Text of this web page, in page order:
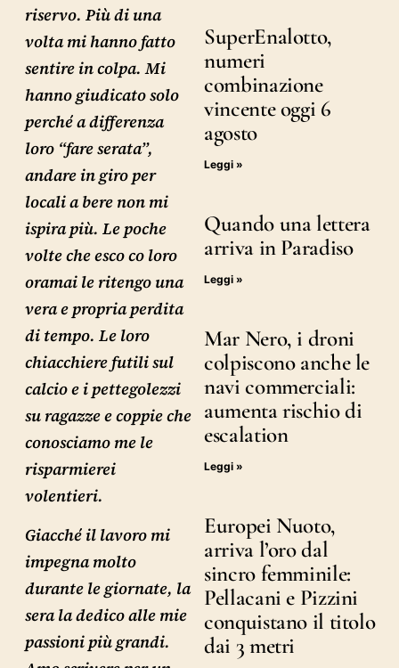
riservo. Più di una
volta mi hanno fatto
sentire in colpa. Mi
hanno giudicato solo
perché a differenza
loro “fare serata”,
andare in giro per
locali a bere non mi
ispira più. Le poche
volte che esco co loro
oramai le ritengo una
vera e propria perdita
di tempo. Le loro
chiacchiere futili sul
calcio e i pettegolezzi
su ragazze e coppie che
conosciamo me le
risparmierei
volentieri.
Giacché il lavoro mi
impegna molto
durante le giornate, la
sera la dedico alle mie
passioni più grandi.
SuperEnalotto,
numeri
combinazione
vincente oggi 6
agosto
Leggi »
Quando una lettera
arriva in Paradiso
Leggi »
Mar Nero, i droni
colpiscono anche le
navi commerciali:
aumenta rischio di
escalation
Leggi »
Europei Nuoto,
arriva l’oro dal
sincro femminile:
Pellacani e Pizzini
conquistano il titolo
dai 3 metri